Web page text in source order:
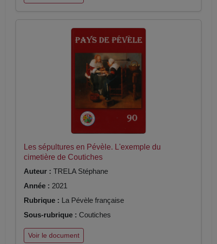
Les sépultures en Pévèle. L'exemple du
cimetière de Coutiches
Auteur : TRELA Stéphane
Année : 2021
Rubrique : La Pévèle française
Sous-rubrique : Coutiches
Voir le document